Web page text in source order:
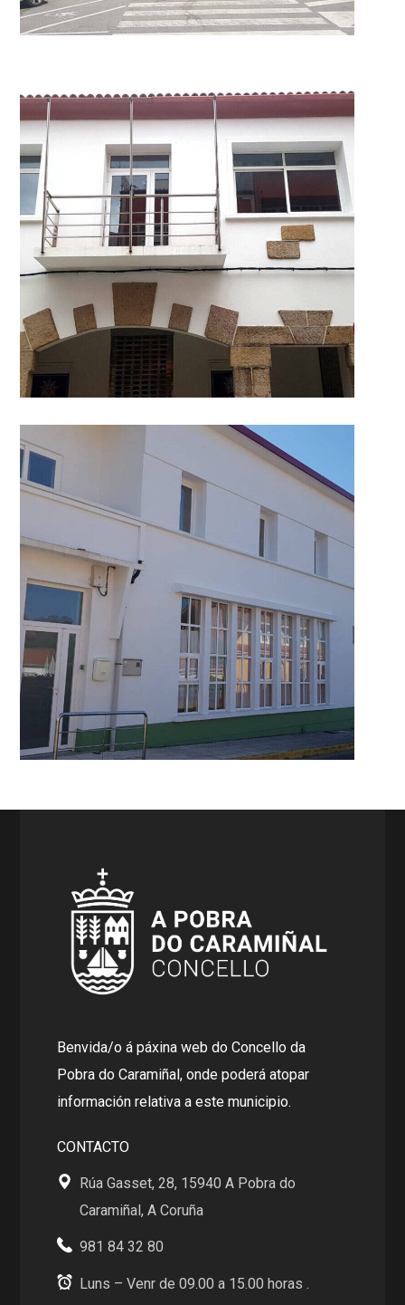
Benvida/o á páxina web do Concello da
Pobra do Caramiñal, onde poderá atopar
información relativa a este municipio.
CONTACTO
Rúa Gasset, 28, 15940 A Pobra do
Caramiñal, A Coruña
981 84 32 80
Luns – Venr de 09.00 a 15.00 horas .